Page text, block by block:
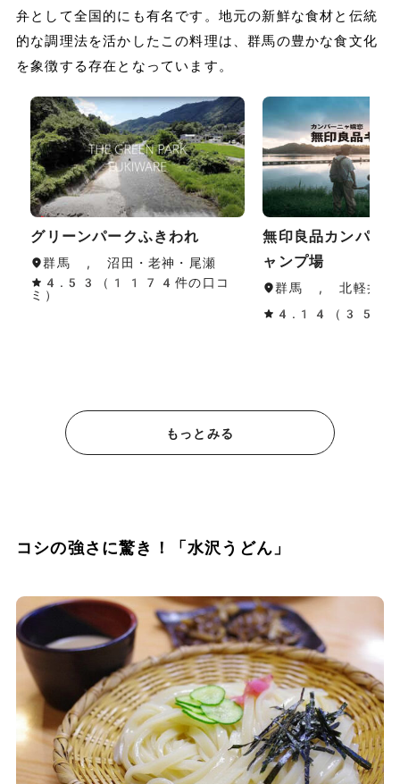
弁として全国的にも有名です。地元の新鮮な食材と伝統
的な調理法を活かしたこの料理は、群馬の豊かな食文化
を象徴する存在となっています。
グリーンパークふきわれ
群馬 , 沼田・老神・尾瀬
4.53（1174件の口コ
ミ）
無印良品カンパー
ャンプ場
群馬 , 北軽井沢
4.14（351件
もっとみる
コシの強さに驚き！「水沢うどん」